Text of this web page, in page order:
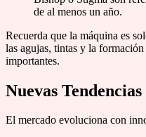
de al menos un año.
Recuerda que la máquina es
las agujas, tintas y la
importantes.
Nuevas Tendencias
El mercado evoluciona con